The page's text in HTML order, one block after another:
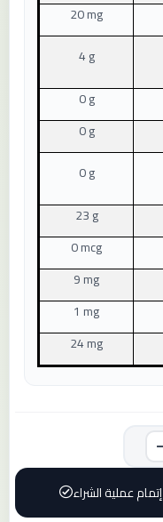
20 mg
4 g
0 g
0 g
0 g
23 g
0 mcg
9 mg
1 mg
24 mg
إتمام عملية الشراء